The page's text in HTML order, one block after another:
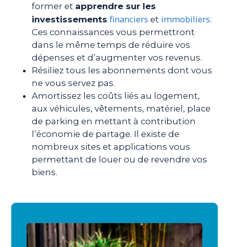
former et apprendre sur les
investissements financiers et immobiliers.
Ces connaissances vous permettront
dans le même temps de réduire vos
dépenses et d’augmenter vos revenus.
Résiliez tous les abonnements dont vous
ne vous servez pas.
Amortissez les coûts liés au logement,
aux véhicules, vêtements, matériel, place
de parking en mettant à contribution
l’économie de partage. Il existe de
nombreux sites et applications vous
permettant de louer ou de revendre vos
biens.